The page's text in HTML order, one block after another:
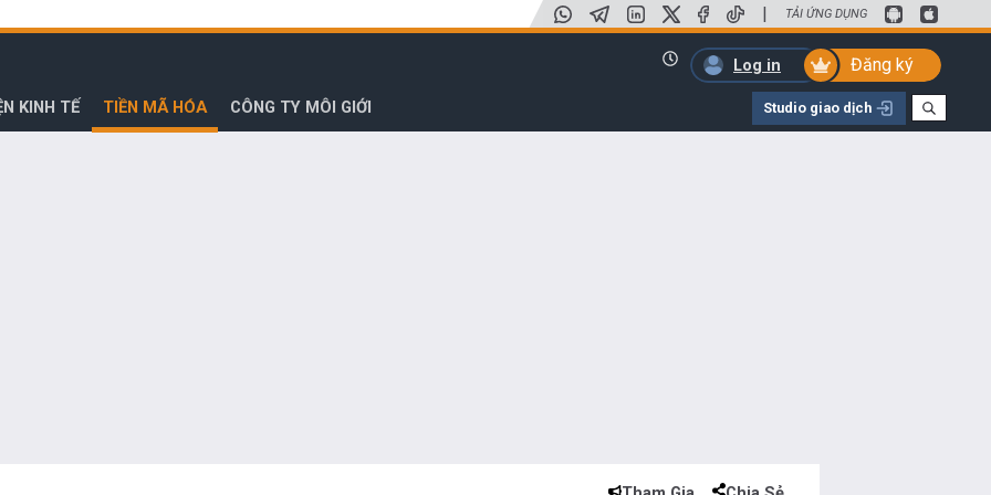
| TẢI ỨNG DỤNG
Log in
Đăng ký
KINH TẾ TIỀN MÃ HÓA CÔNG TY MÔI GIỚI Studio giao dịch